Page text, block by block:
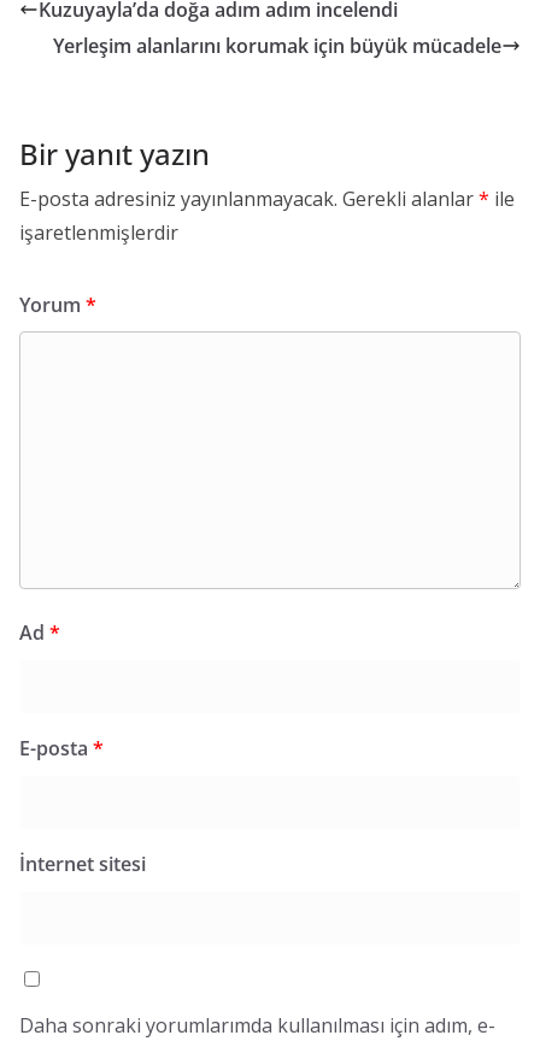
Kuzuyayla’da doğa adım adım incelendi
Yerleşim alanlarını korumak için büyük mücadele
Bir yanıt yazın
E-posta adresiniz yayınlanmayacak. Gerekli alanlar* ile
işaretlenmişlerdir
Yorum *
Ad *
E-posta *
İnternet sitesi
Daha sonraki yorumlarımda kullanılması için adım, e-